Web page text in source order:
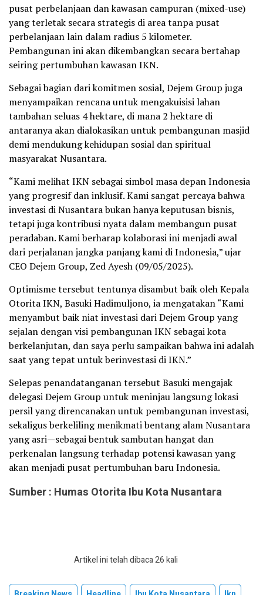
pusat perbelanjaan dan kawasan campuran (mixed-use)
yang terletak secara strategis di area tanpa pusat
perbelanjaan lain dalam radius 5 kilometer.
Pembangunan ini akan dikembangkan secara bertahap
seiring pertumbuhan kawasan IKN.
Sebagai bagian dari komitmen sosial, Dejem Group juga
menyampaikan rencana untuk mengakuisisi lahan
tambahan seluas 4 hektare, di mana 2 hektare di
antaranya akan dialokasikan untuk pembangunan masjid
demi mendukung kehidupan sosial dan spiritual
masyarakat Nusantara.
“Kami melihat IKN sebagai simbol masa depan Indonesia
yang progresif dan inklusif. Kami sangat percaya bahwa
investasi di Nusantara bukan hanya keputusan bisnis,
tetapi juga kontribusi nyata dalam membangun pusat
peradaban. Kami berharap kolaborasi ini menjadi awal
dari perjalanan jangka panjang kami di Indonesia,” ujar
CEO Dejem Group, Zed Ayesh (09/05/2025).
Optimisme tersebut tentunya disambut baik oleh Kepala
Otorita IKN, Basuki Hadimuljono, ia mengatakan “Kami
menyambut baik niat investasi dari Dejem Group yang
sejalan dengan visi pembangunan IKN sebagai kota
berkelanjutan, dan saya perlu sampaikan bahwa ini adalah
saat yang tepat untuk berinvestasi di IKN.”
Selepas penandatanganan tersebut Basuki mengajak
delegasi Dejem Group untuk meninjau langsung lokasi
persil yang direncanakan untuk pembangunan investasi,
sekaligus berkeliling menikmati bentang alam Nusantara
yang asri—sebagai bentuk sambutan hangat dan
perkenalan langsung terhadap potensi kawasan yang
akan menjadi pusat pertumbuhan baru Indonesia.
Sumber : Humas Otorita Ibu Kota Nusantara
Artikel ini telah dibaca 26 kali